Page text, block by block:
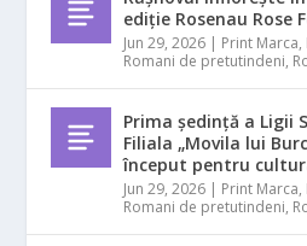
ediție Rosenau Rose
Jun 29, 2026 | Print Marca,
Romani de pretutindeni,
Prima ședință a Ligii
Filiala „Movila lui
început pentru
Jun 29, 2026 | Print Marca,
Romani de pretutindeni,